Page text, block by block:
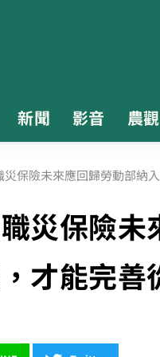
新聞 影音 農
保險未來應回歸勞動部納
災保險
才能完